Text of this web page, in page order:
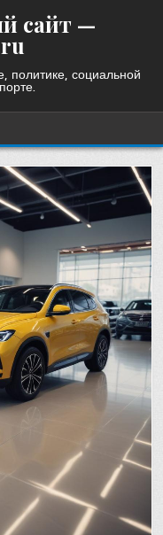
сайт —
политике, социальной